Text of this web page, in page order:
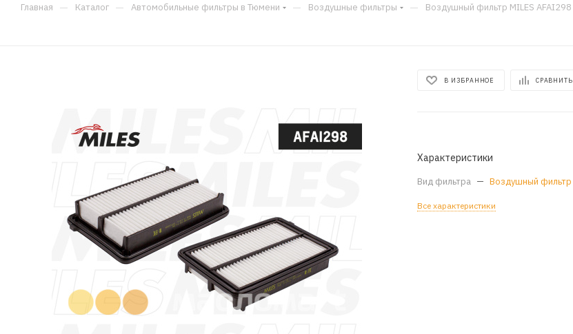
Главная — Каталог — Автомобильные фильтры в Тюмени — Воздушные фильтры — Воздушный фильтр MILES AFAI298
В ИЗБРАННОЕ СРАВНИТЬ
Характеристики
Вид фильтра — Воздушный фильтр
Все характеристики